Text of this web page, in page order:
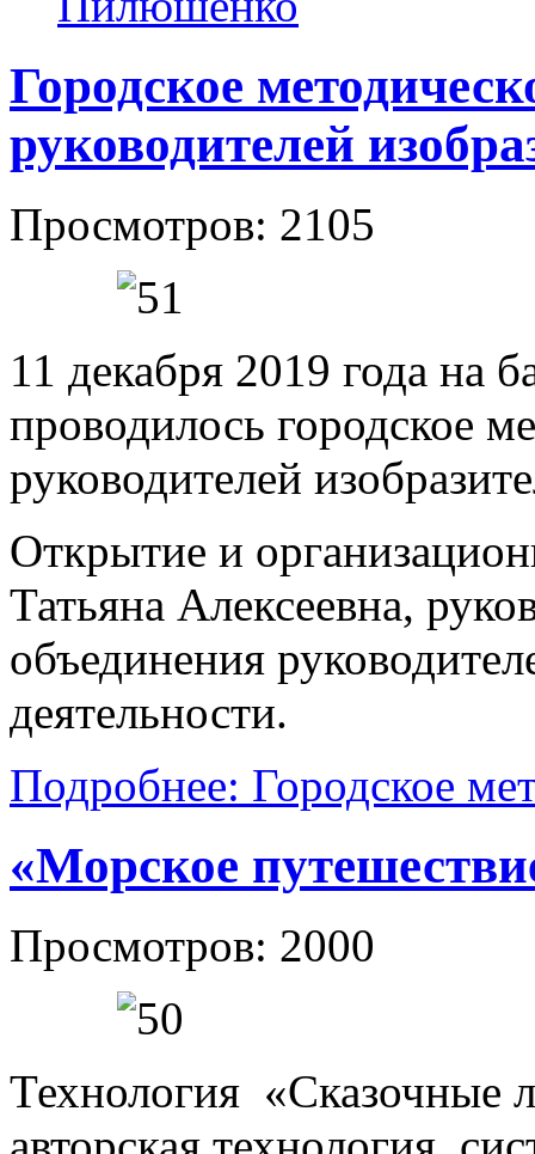
Городское
руководителей
Просмотров: 2105
11 декабря 2019 года
проводилось городское
руководителей
Открытие и
Татьяна Алексеевна,
объединения
деятельности.
Подробнее: Городское
«Морское
Просмотров: 2000
Технология «Сказочные